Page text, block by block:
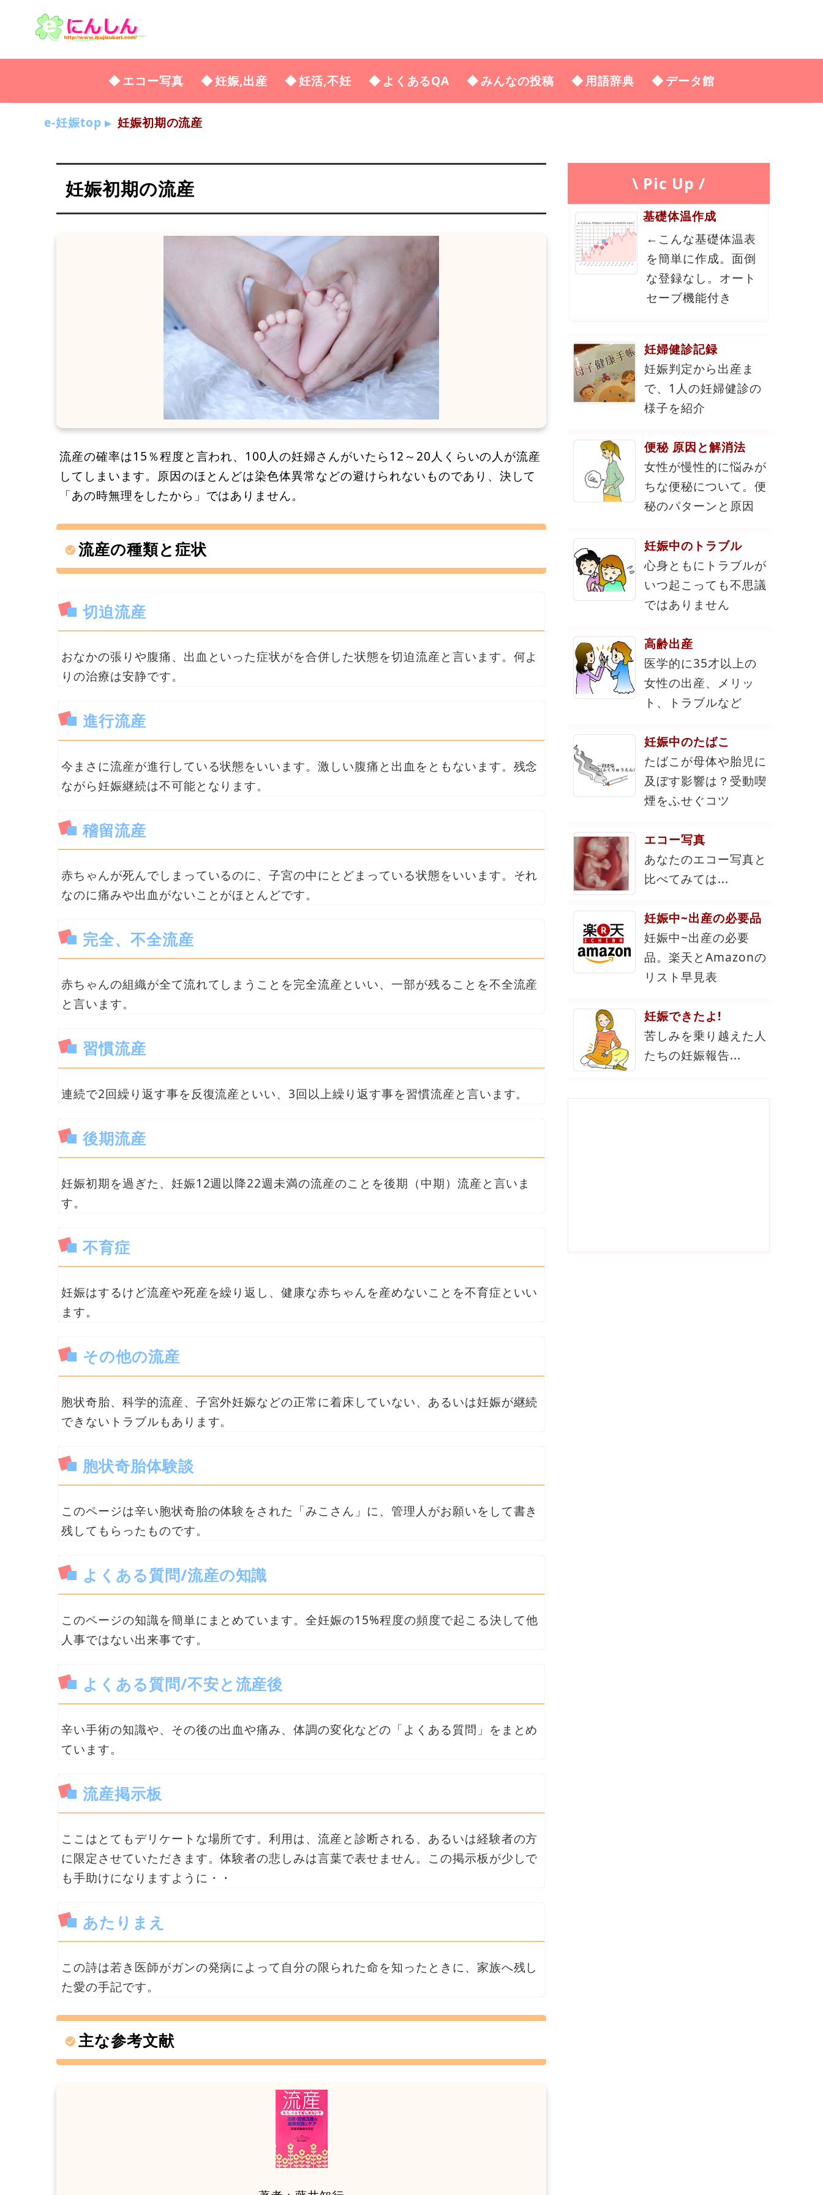
エコー写真 妊娠,出産 妊活,不妊 よくあるQA みんなの投稿 用語辞典 データ館
e-妊娠top 妊娠初期の流産
妊娠初期の流産
流産の確率は15％程度と言われ、100人の妊婦さんがいたら12～20人くらいの人が流産
してしまいます。原因のほとんどは染色体異常などの避けられないものであり、決して
「あの時無理をしたから」ではありません。
流産の種類と症状
切迫流産
おなかの張りや腹痛、出血といった症状がを合併した状態を切迫流産と言います。何よ
りの治療は安静です。
進行流産
今まさに流産が進行している状態をいいます。激しい腹痛と出血をともないます。残念
ながら妊娠継続は不可能となります。
稽留流産
赤ちゃんが死んでしまっているのに、子宮の中にとどまっている状態をいいます。それ
なのに痛みや出血がないことがほとんどです。
完全、不全流産
赤ちゃんの組織が全て流れてしまうことを完全流産といい、一部が残ることを不全流産
と言います。
習慣流産
連続で2回繰り返す事を反復流産といい、3回以上繰り返す事を習慣流産と言います。
後期流産
妊娠初期を過ぎた、妊娠12週以降22週未満の流産のことを後期（中期）流産と言いま
す。
不育症
妊娠はするけど流産や死産を繰り返し、健康な赤ちゃんを産めないことを不育症といい
ます。
その他の流産
胞状奇胎、科学的流産、子宮外妊娠などの正常に着床していない、あるいは妊娠が継続
できないトラブルもあります。
胞状奇胎体験談
このページは辛い胞状奇胎の体験をされた「みこさん」に、管理人がお願いをして書き
残してもらったものです。
よくある質問/流産の知識
このページの知識を簡単にまとめています。全妊娠の15%程度の頻度で起こる決して他
人事ではない出来事です。
よくある質問/不安と流産後
辛い手術の知識や、その後の出血や痛み、体調の変化などの「よくある質問」をまとめ
ています。
流産掲示板
ここはとてもデリケートな場所です。利用は、流産と診断される、あるいは経験者の方
に限定させていただきます。体験者の悲しみは言葉で表せません。この掲示板が少しで
も手助けになりますように・・
あたりまえ
この詩は若き医師がガンの発病によって自分の限られた命を知ったときに、家族へ残し
た愛の手記です。
主な参考文献
\ Pic Up /
基礎体温作成
←こんな基礎体温表
を簡単に作成。面倒
な登録なし。オート
セーブ機能付き
妊婦健診記録
妊娠判定から出産ま
で、1人の妊婦健診の
様子を紹介
便秘 原因と解消法
女性が慢性的に悩みが
ちな便秘について。便
秘のパターンと原因
妊娠中のトラブル
心身ともにトラブルが
いつ起こっても不思議
ではありません
高齢出産
医学的に35才以上の
女性の出産、メリッ
ト、トラブルなど
妊娠中のたばこ
たばこが母体や胎児に
及ぼす影響は？受動喫
煙をふせぐコツ
エコー写真
あなたのエコー写真と
比べてみては...
妊娠中~出産の必要品
妊娠中~出産の必要
品。楽天とAmazonの
リスト早見表
妊娠できたよ!
苦しみを乗り越えた人
たちの妊娠報告...